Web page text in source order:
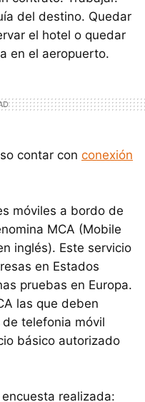
del destino. Quedar
el hotel o quedar
en el aeropuerto.
contar con conexión
móviles a bordo de
MCA (Mobile
inglés). Este servicio
en Estados
pruebas en Europa.
las que deben
telefonia móvil
básico autorizado
realizada: